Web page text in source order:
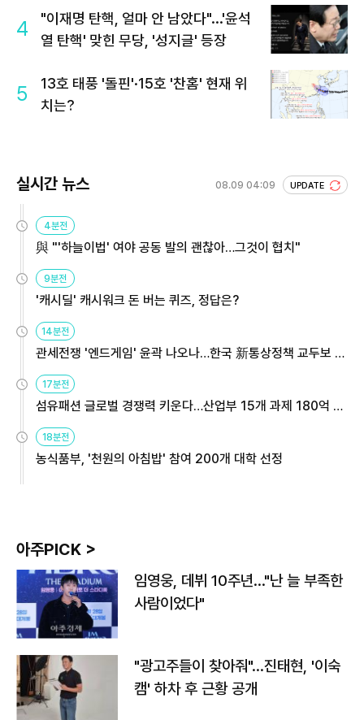
4
"이재명 탄핵, 얼마 안 남았다"...'윤석
열 탄핵' 맞힌 무당, '성지글' 등장
5
13호 태풍 '돌핀'·15호 '찬홈' 현재 위
치는?
실시간 뉴스 08.09 04:09 UPDATE
4분전
與 "'하늘이법' 여야 공동 발의 괜찮아…그것이 협치"
9분전
'캐시딜' 캐시워크 돈 버는 퀴즈, 정답은?
14분전
관세전쟁 '엔드게임' 윤곽 나오나…한국 新통상정책 교두보 활
17분전
섬유패션 글로벌 경쟁력 키운다…산업부 15개 과제 180억 지
18분전
농식품부, '천원의 아침밥' 참여 200개 대학 선정
아주PICK >
임영웅, 데뷔 10주년…"난 늘 부족한
사람이었다"
"광고주들이 찾아줘"…진태현, '이숙
캠' 하차 후 근황 공개